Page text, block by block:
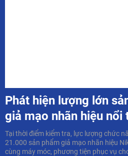
Phát hiện lượng lớn
giả mạo nhãn hiệu nổi
Tại thời điểm kiểm tra, lực lượng chức
21.000 sản phẩm giả mạo nhãn hiệu
cùng máy móc, phương tiện phục vụ